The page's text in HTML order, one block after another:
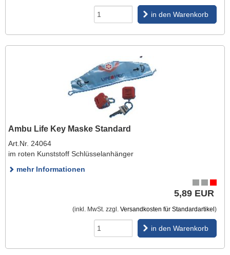
in den Warenkorb
Ambu Life Key Maske Standard
Art.Nr. 24064
im roten Kunststoff Schlüsselanhänger
mehr Informationen
5,89 EUR
(inkl. MwSt. zzgl. Versandkosten für Standardartikel )
in den Warenkorb